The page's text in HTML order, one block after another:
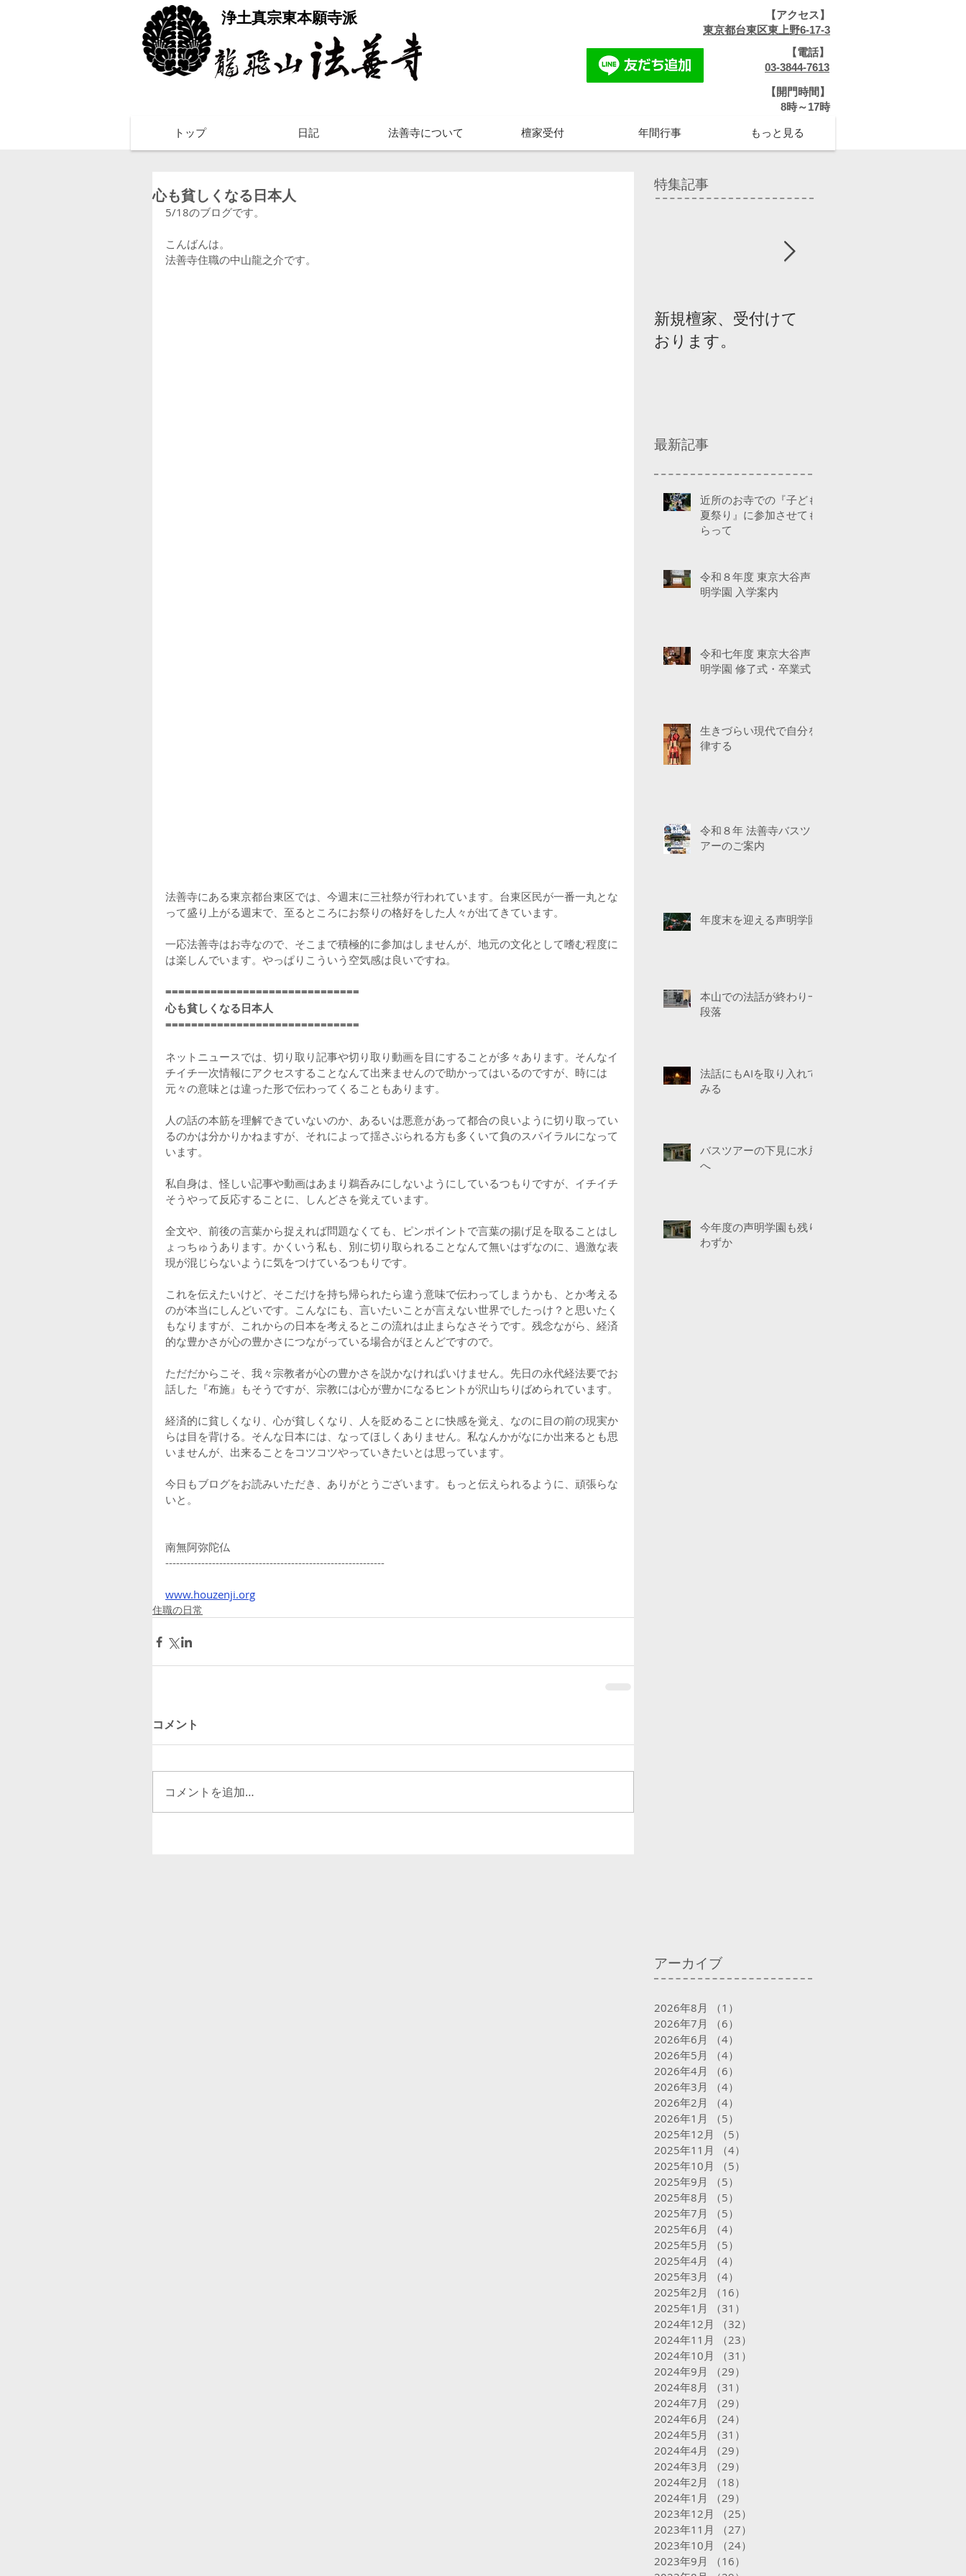
​浄土真宗東本願寺派
【アクセス】
東京都台東区東上野6-17-3
【電話】
03-3844-7613
【開門時間】
​8時～17時
トップ 日記 法善寺について 檀家受付 年間行事 もっと見る
心も貧しくなる日本人
5/18のブログです。
こんばんは。
法善寺住職の中山龍之介です。
法善寺にある東京都台東区では、今週末に三社祭が行われています。台東区民が一番一丸とな
って盛り上がる週末で、至るところにお祭りの格好をした人々が出てきています。
一応法善寺はお寺なので、そこまで積極的に参加はしませんが、地元の文化として嗜む程度に
は楽しんでいます。やっぱりこういう空気感は良いですね。
==============================
心も貧しくなる日本人
==============================
ネットニュースでは、切り取り記事や切り取り動画を目にすることが多々あります。そんなイ
チイチ一次情報にアクセスすることなんて出来ませんので助かってはいるのですが、時には
元々の意味とは違った形で伝わってくることもあります。
人の話の本筋を理解できていないのか、あるいは悪意があって都合の良いように切り取ってい
るのかは分かりかねますが、それによって揺さぶられる方も多くいて負のスパイラルになって
います。
私自身は、怪しい記事や動画はあまり鵜呑みにしないようにしているつもりですが、イチイチ
そうやって反応することに、しんどさを覚えています。
全文や、前後の言葉から捉えれば問題なくても、ピンポイントで言葉の揚げ足を取ることはし
ょっちゅうあります。かくいう私も、別に切り取られることなんて無いはずなのに、過激な表
現が混じらないように気をつけているつもりです。
これを伝えたいけど、そこだけを持ち帰られたら違う意味で伝わってしまうかも、とか考える
のが本当にしんどいです。こんなにも、言いたいことが言えない世界でしたっけ？と思いたく
もなりますが、これからの日本を考えるとこの流れは止まらなさそうです。残念ながら、経済
的な豊かさが心の豊かさにつながっている場合がほとんどですので。
ただだからこそ、我々宗教者が心の豊かさを説かなければいけません。先日の永代経法要でお
話した『布施』もそうですが、宗教には心が豊かになるヒントが沢山ちりばめられています。
経済的に貧しくなり、心が貧しくなり、人を貶めることに快感を覚え、なのに目の前の現実か
らは目を背ける。そんな日本には、なってほしくありません。私なんかがなにか出来るとも思
いませんが、出来ることをコツコツやっていきたいとは思っています。
今日もブログをお読みいただき、ありがとうございます。もっと伝えられるように、頑張らな
いと。
南無阿弥陀仏
-------------------------------------------------------------
www.houzenji.org
住職の日常
コメント
コメントを追加…
特集記事
新規檀家、受付けて
おります。
最新記事
近所のお寺での『子ども
夏祭り』に参加させても
らって
令和８年度 東京大谷声
明学園 入学案内
令和七年度 東京大谷声
明学園 修了式・卒業式
生きづらい現代で自分を
律する
令和８年 法善寺バスツ
アーのご案内
年度末を迎える声明学園
本山での法話が終わり一
段落
法話にもAIを取り入れて
みる
バスツアーの下見に水戸
へ
今年度の声明学園も残り
わずか
アーカイブ
2026年8月 （1）
2026年7月
（6）
2026年6月
（4）
2026年5月
（4）
2026年4月
（6）
2026年3月
（4）
2026年2月
（4）
2026年1月
（5）
2025年12月
（5）
2025年11月
（4）
2025年10月
（5）
2025年9月
（5）
2025年8月
（5）
2025年7月
（5）
2025年6月
（4）
2025年5月
（5）
2025年4月
（4）
2025年3月
（4）
2025年2月
（16）
2025年1月
（31）
2024年12月
（32）
2024年11月
（23）
2024年10月
（31）
2024年9月
（29）
2024年8月
（31）
2024年7月
（29）
2024年6月
（24）
2024年5月
（31）
2024年4月
（29）
2024年3月
（29）
2024年2月
（18）
2024年1月
（29）
2023年12月
（25）
2023年11月
（27）
2023年10月
（24）
2023年9月
（16）